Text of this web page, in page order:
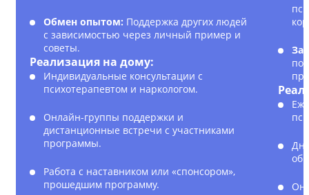
Обмен опытом: Поддержка других людей
с зависимостью через личный пример и
советы.
Реализация на дому:
Индивидуальные консультации с
психотерапевтом и наркологом.
Онлайн-группы поддержки и
дистанционные встречи с участниками
программы.
Работа с наставником или «спонсором»,
прошедшим программу.